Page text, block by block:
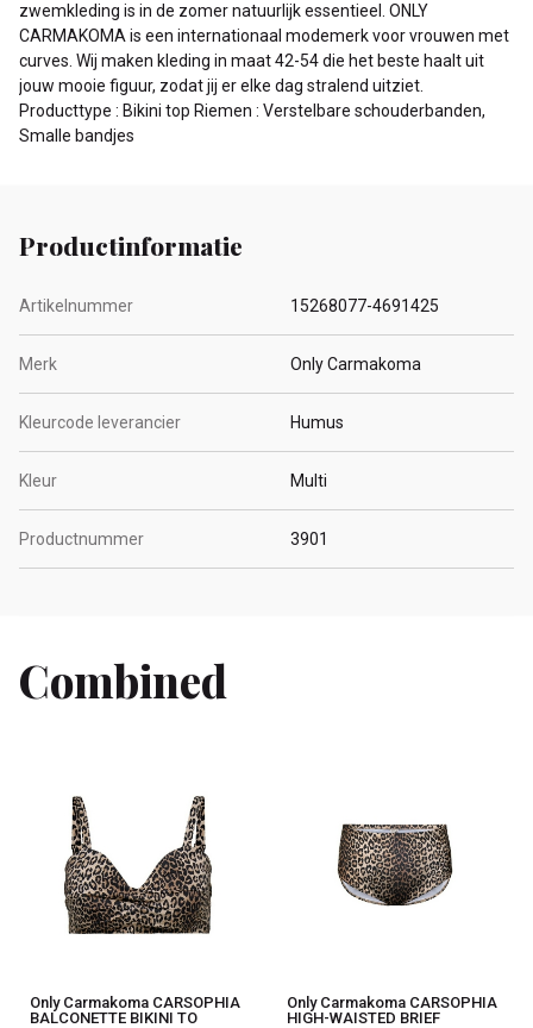
zwemkleding is in de zomer natuurlijk essentieel. ONLY
CARMAKOMA is een internationaal modemerk voor vrouwen met
curves. Wij maken kleding in maat 42-54 die het beste haalt uit
jouw mooie figuur, zodat jij er elke dag stralend uitziet.
Producttype : Bikini top Riemen : Verstelbare schouderbanden,
Smalle bandjes
Productinformatie
Artikelnummer 15268077-4691425
Merk Only Carmakoma
Kleurcode leverancier Humus
Kleur Multi
Productnummer 3901
Combined
Only Carmakoma CARSOPHIA
BALCONETTE BIKINI TO
Only Carmakoma CARSOPHIA
HIGH-WAISTED BRIEF